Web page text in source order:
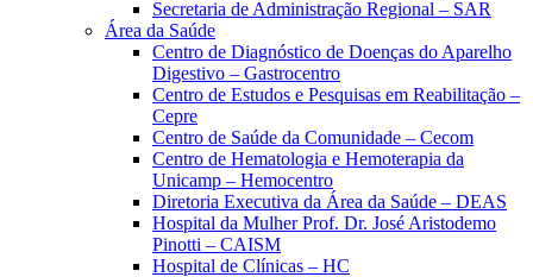
Secretaria de Administração Regional – SAR
Área da Saúde
Centro de Diagnóstico de Doenças do Aparelho
Digestivo – Gastrocentro
Centro de Estudos e Pesquisas em Reabilitação –
Cepre
Centro de Saúde da Comunidade – Cecom
Centro de Hematologia e Hemoterapia da
Unicamp – Hemocentro
Diretoria Executiva da Área da Saúde – DEAS
Hospital da Mulher Prof. Dr. José Aristodemo
Pinotti – CAISM
Hospital de Clínicas – HC